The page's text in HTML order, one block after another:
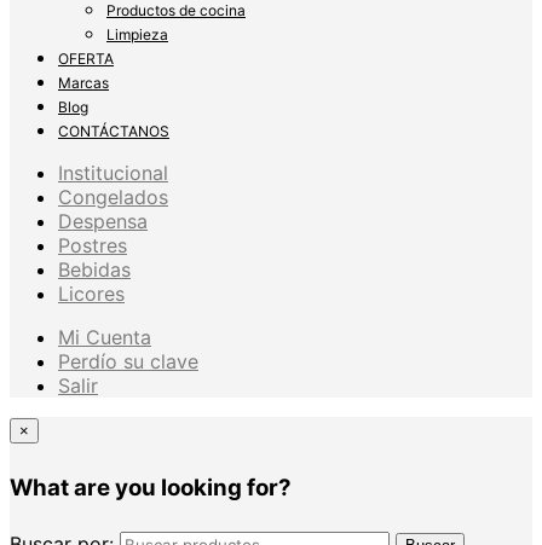
Productos de cocina
Limpieza
OFERTA
Marcas
Blog
CONTÁCTANOS
Institucional
Congelados
Despensa
Postres
Bebidas
Licores
Mi Cuenta
Perdío su clave
Salir
×
What are you looking for?